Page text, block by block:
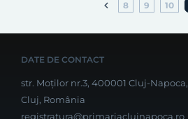
8 9 10
DATE DE CONTACT
str. Moților nr.3, 400001 Cluj-Napoca,
Cluj, România
registratura@primariaclujnapoca.ro